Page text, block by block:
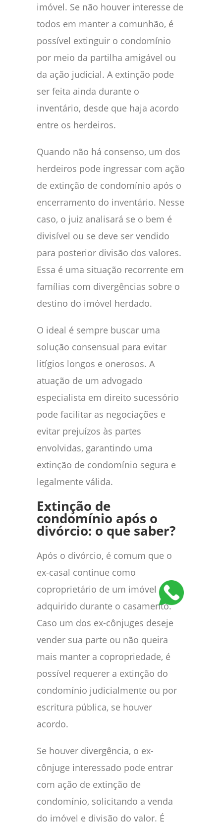
imóvel. Se não houver interesse de
todos em manter a comunhão, é
possível extinguir o condomínio
por meio da partilha amigável ou
da ação judicial. A extinção pode
ser feita ainda durante o
inventário, desde que haja acordo
entre os herdeiros.
Quando não há consenso, um dos
herdeiros pode ingressar com ação
de extinção de condomínio após o
encerramento do inventário. Nesse
caso, o juiz analisará se o bem é
divisível ou se deve ser vendido
para posterior divisão dos valores.
Essa é uma situação recorrente em
famílias com divergências sobre o
destino do imóvel herdado.
O ideal é sempre buscar uma
solução consensual para evitar
litígios longos e onerosos. A
atuação de um advogado
especialista em direito sucessório
pode facilitar as negociações e
evitar prejuízos às partes
envolvidas, garantindo uma
extinção de condomínio segura e
legalmente válida.
Extinção de
condomínio após o
divórcio: o que saber?
Após o divórcio, é comum que o
ex-casal continue como
coproprietário de um imóvel
adquirido durante o casamento.
Caso um dos ex-cônjuges deseje
vender sua parte ou não queira
mais manter a copropriedade, é
possível requerer a extinção do
condomínio judicialmente ou por
escritura pública, se houver
acordo.
Se houver divergência, o ex-
cônjuge interessado pode entrar
com ação de extinção de
condomínio, solicitando a venda
do imóvel e divisão do valor. É